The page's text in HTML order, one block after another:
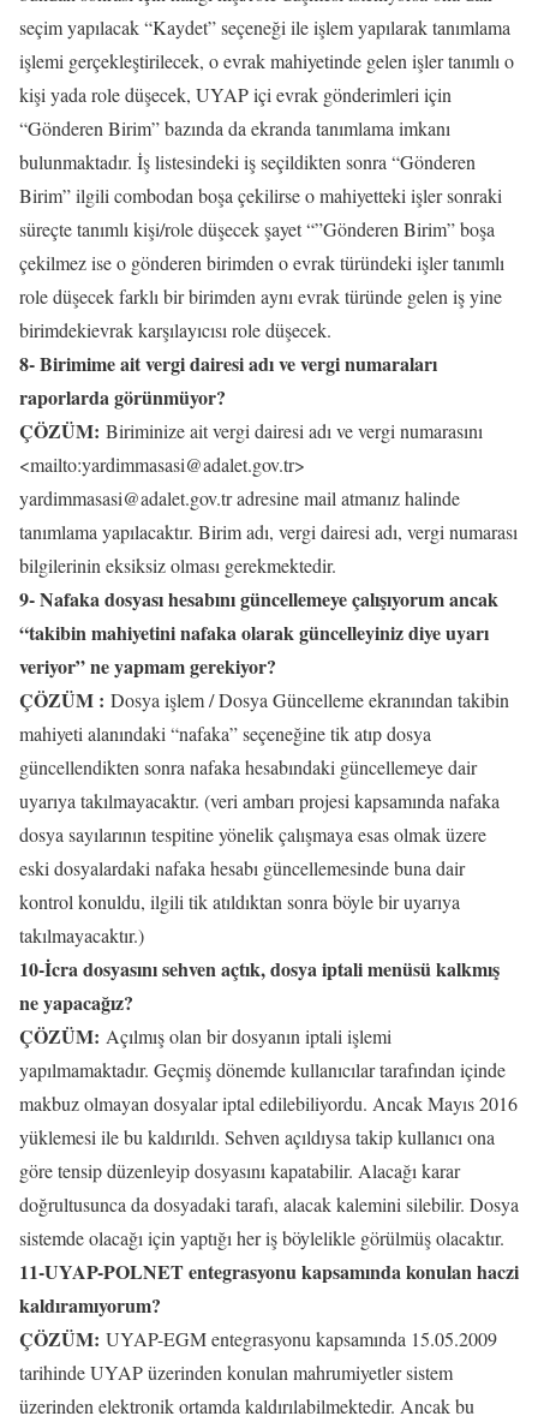
seçim yapılacak “Kaydet” seçeneği ile işlem yapılarak tanımlama
işlemi gerçekleştirilecek, o evrak mahiyetinde gelen işler tanımlı o
kişi yada role düşecek, UYAP içi evrak gönderimleri için
“Gönderen Birim” bazında da ekranda tanımlama imkanı
bulunmaktadır. İş listesindeki iş seçildikten sonra “Gönderen
Birim” ilgili combodan boşa çekilirse o mahiyetteki işler sonraki
süreçte tanımlı kişi/role düşecek şayet “”Gönderen Birim” boşa
çekilmez ise o gönderen birimden o evrak türündeki işler tanımlı
role düşecek farklı bir birimden aynı evrak türünde gelen iş yine
birimdekievrak karşılayıcısı role düşecek.
8- Birimime ait vergi dairesi adı ve vergi numaraları
raporlarda görünmüyor?
ÇÖZÜM: Biriminize ait vergi dairesi adı ve vergi numarasını
<mailto:yardimmasasi@adalet.gov.tr>
yardimmasasi@adalet.gov.tr adresine mail atmanız halinde
tanımlama yapılacaktır. Birim adı, vergi dairesi adı, vergi numarası
bilgilerinin eksiksiz olması gerekmektedir.
9- Nafaka dosyası hesabını güncellemeye çalışıyorum ancak
“takibin mahiyetini nafaka olarak güncelleyiniz diye uyarı
veriyor” ne yapmam gerekiyor?
ÇÖZÜM : Dosya işlem / Dosya Güncelleme ekranından takibin
mahiyeti alanındaki “nafaka” seçeneğine tik atıp dosya
güncellendikten sonra nafaka hesabındaki güncellemeye dair
uyarıya takılmayacaktır. (veri ambarı projesi kapsamında nafaka
dosya sayılarının tespitine yönelik çalışmaya esas olmak üzere
eski dosyalardaki nafaka hesabı güncellemesinde buna dair
kontrol konuldu, ilgili tik atıldıktan sonra böyle bir uyarıya
takılmayacaktır.)
10-İcra dosyasını sehven açtık, dosya iptali menüsü kalkmış
ne yapacağız?
ÇÖZÜM: Açılmış olan bir dosyanın iptali işlemi
yapılmamaktadır. Geçmiş dönemde kullanıcılar tarafından içinde
makbuz olmayan dosyalar iptal edilebiliyordu. Ancak Mayıs 2016
yüklemesi ile bu kaldırıldı. Sehven açıldıysa takip kullanıcı ona
göre tensip düzenleyip dosyasını kapatabilir. Alacağı karar
doğrultusunca da dosyadaki tarafı, alacak kalemini silebilir. Dosya
sistemde olacağı için yaptığı her iş böylelikle görülmüş olacaktır.
11-UYAP-POLNET entegrasyonu kapsamında konulan haczi
kaldıramıyorum?
ÇÖZÜM: UYAP-EGM entegrasyonu kapsamında 15.05.2009
tarihinde UYAP üzerinden konulan mahrumiyetler sistem
üzerinden elektronik ortamda kaldırılabilmektedir. Ancak bu